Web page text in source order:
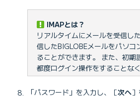
IMAPとは？
リアルタイムにメールを受信し
信したBIGLOBEメールをパソコ
ることができます。 また、初期
都度ログイン操作をすることな
「パスワード」を入力し、［次へ